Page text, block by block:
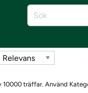
10000 träffar. Använd